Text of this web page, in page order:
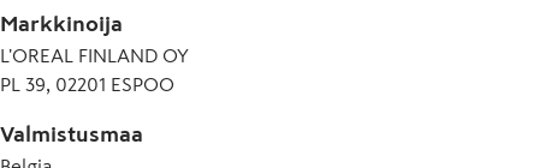
VACCINIUM MACROCARPON (CRANBERRY) SEED OIL,
SEED OIL / BLACK CURRANT SEED OIL, PERSEA
PARKII BUTTER / SHEA BUTTER, DILAURYL
ACID, TOCOPHEROL, CHLORHEXIDINE DIGLUCONATE, CI
LINALOOL, BENZYL ALCOHOL, PARFUM / FRAGRANCE. (F.I.L.
Markkinoija
L'OREAL FINLAND OY
PL 39, 02201 ESPOO
Valmistusmaa